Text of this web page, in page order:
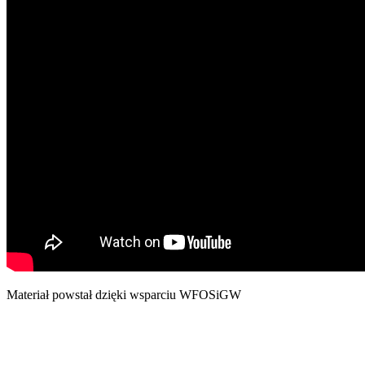
Materiał powstał dzięki wsparciu WFOSiGW